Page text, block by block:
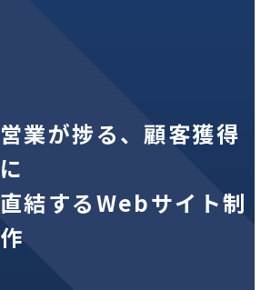
営業が捗る、顧客獲得
に
直結するWebサイト制
作